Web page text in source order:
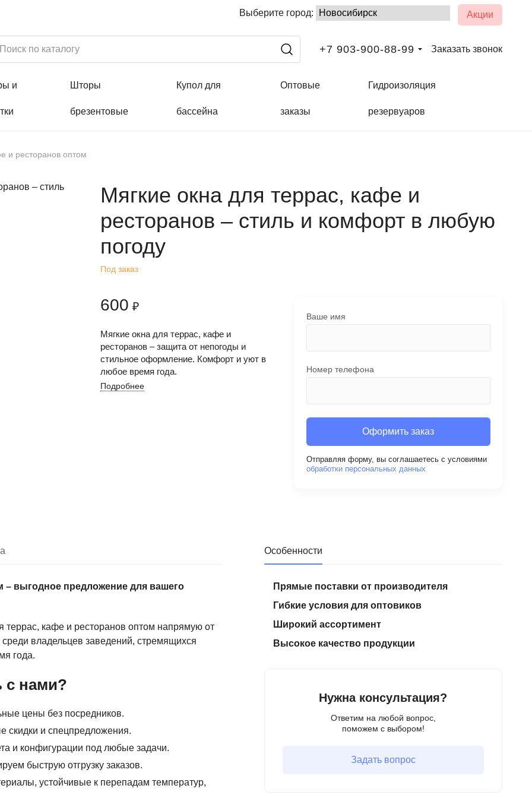
Выберите город: Акции
+7 903-900-88-99 Заказать звонок
и Шторы
брезентовые
Купол для
бассейна
Оптовые
заказы
Гидроизоляция
резервуаров
и ресторанов оптом
Мягкие окна для террас, кафе и
ресторанов – стиль и комфорт в любую
погоду
Под заказ
600 ₽
Мягкие окна для террас, кафе и
ресторанов – защита от непогоды и
стильное оформление. Комфорт и уют в
любое время года.
Подробнее
Ваше имя
Номер телефона
Оформить заказ
Отправляя форму, вы соглашаетесь с условиями
обработки персональных данных
– выгодное предложение для вашего
кафе и ресторанов оптом напрямую от
владельцев заведений, стремящихся
года.
с нами?
цены без посредников.
скидки и спецпредложения.
и конфигурации под любые задачи.
быструю отгрузку заказов.
устойчивые к перепадам температур,
Особенности
Прямые поставки от производителя
Гибкие условия для оптовиков
Широкий ассортимент
Высокое качество продукции
Нужна консультация?
Ответим на любой вопрос,
поможем с выбором!
Задать вопрос